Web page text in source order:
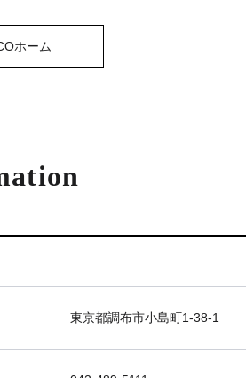
ホーム
東京都調布市小島町1-38-1